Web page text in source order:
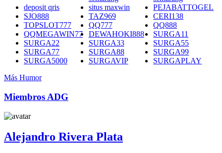
deposit qris
situs maxwin
PEJABATTOGEL
SJO888
TAZ969
CERI138
TOPSLOT777
QQ777
QQ888
QQMEGAWIN77
DEWAHOKI888
SURGA11
SURGA22
SURGA33
SURGA55
SURGA77
SURGA88
SURGA99
SURGA5000
SURGAVIP
SURGAPLAY
Más Humor
Miembros ADG
Alejandro Rivera Plata